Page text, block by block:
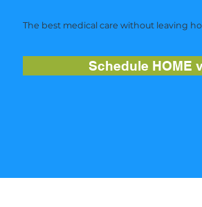
The best medical care without leaving
Schedule HOME